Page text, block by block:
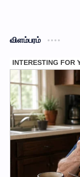
விளம்பரம்